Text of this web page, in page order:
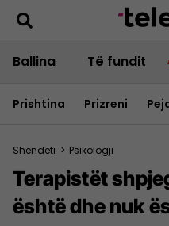
Ballina Të fundit
Prishtina Prizreni
Shëndeti > Psikologji
Terapistët
është dhe nuk